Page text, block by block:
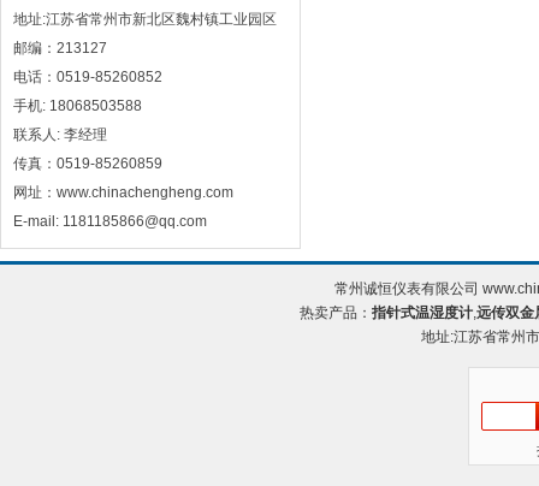
地址:江苏省常州市新北区魏村镇工业园区
邮编：213127
电话：0519-85260852
手机: 18068503588
联系人: 李经理
传真：0519-85260859
网址：www.chinachengheng.com
E-mail: 1181185866@qq.com
常州诚恒仪表有限公司
热卖产品：指针式温湿度计,远传双金
地址:江苏省常州